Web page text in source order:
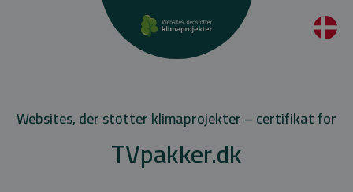
Websites, der støtter klimaprojekter – certifikat for
TVpakker.dk